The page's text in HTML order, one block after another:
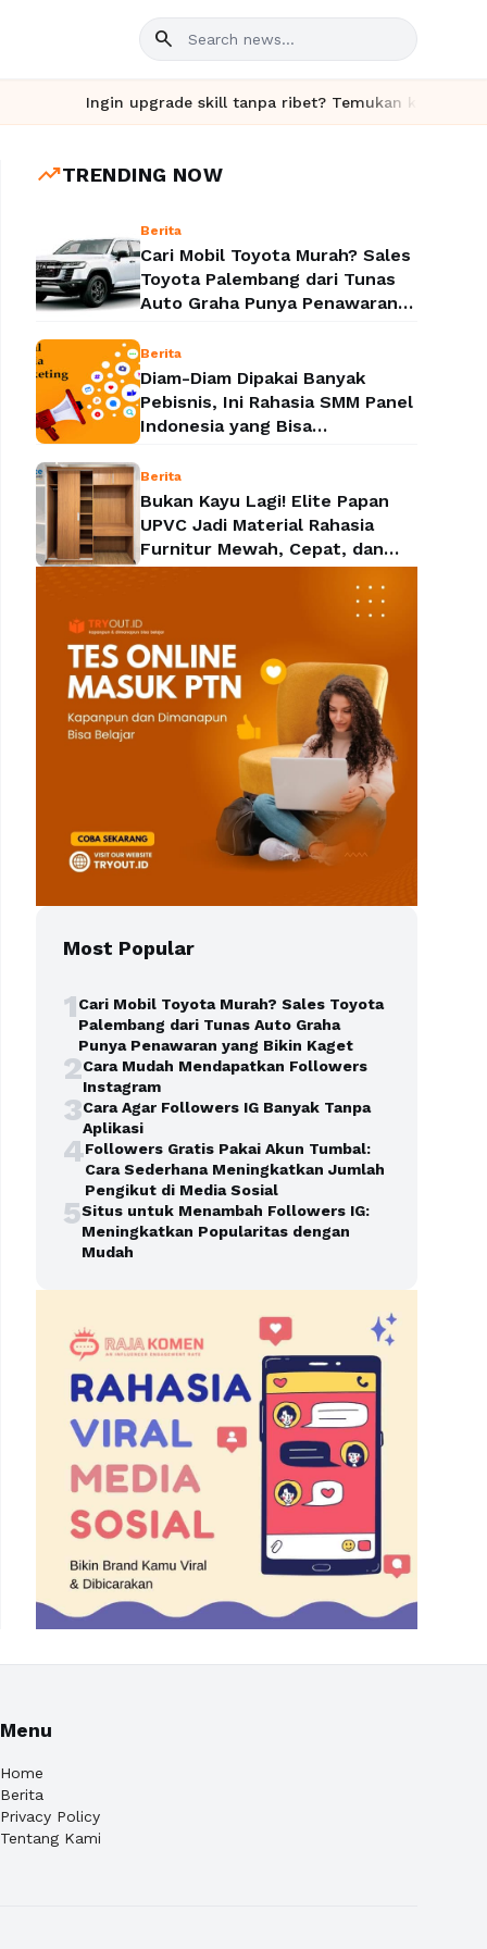
search
Ingin upgrade skill tanpa ribet? Temukan kelas seru dan
trending_upTRENDING NOW
Berita
Cari Mobil Toyota Murah? Sales
Toyota Palembang dari Tunas
Auto Graha Punya Penawaran
Berita
Diam-Diam Dipakai Banyak
Pebisnis, Ini Rahasia SMM Panel
Indonesia yang Bisa
Media
Berita
Bukan Kayu Lagi! Elite Papan
UPVC Jadi Material Rahasia
Furnitur Mewah, Cepat, dan
Lebih Hemat
Most Popular
1Cari Mobil Toyota Murah? Sales Toyota
Palembang dari Tunas Auto Graha
Punya Penawaran yang Bikin Kaget
2Cara Mudah Mendapatkan Followers
Instagram
3Cara Agar Followers IG Banyak Tanpa
Aplikasi
4Followers Gratis Pakai Akun Tumbal:
Cara Sederhana Meningkatkan Jumlah
Pengikut di Media Sosial
5Situs untuk Menambah Followers IG:
Meningkatkan Popularitas dengan
Mudah
Menu
Home
Berita
Privacy Policy
Tentang Kami